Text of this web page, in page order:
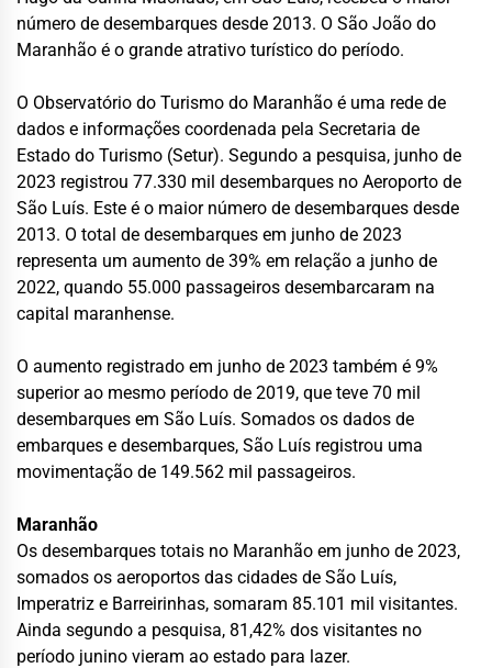
número de desembarques desde 2013. O São João do
Maranhão é o grande atrativo turístico do período.
O Observatório do Turismo do Maranhão é uma rede de
dados e informações coordenada pela Secretaria de
Estado do Turismo (Setur). Segundo a pesquisa, junho de
2023 registrou 77.330 mil desembarques no Aeroporto de
São Luís. Este é o maior número de desembarques desde
2013. O total de desembarques em junho de 2023
representa um aumento de 39% em relação a junho de
2022, quando 55.000 passageiros desembarcaram na
capital maranhense.
O aumento registrado em junho de 2023 também é 9%
superior ao mesmo período de 2019, que teve 70 mil
desembarques em São Luís. Somados os dados de
embarques e desembarques, São Luís registrou uma
movimentação de 149.562 mil passageiros.
Maranhão
Os desembarques totais no Maranhão em junho de 2023,
somados os aeroportos das cidades de São Luís,
Imperatriz e Barreirinhas, somaram 85.101 mil visitantes.
Ainda segundo a pesquisa, 81,42% dos visitantes no
período junino vieram ao estado para lazer.